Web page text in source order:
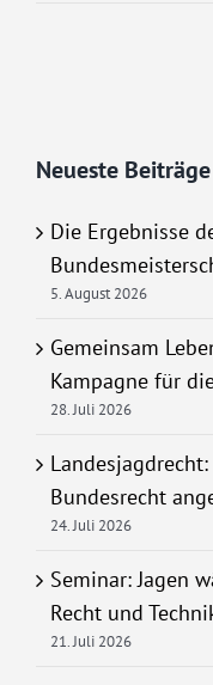
Neueste Beiträge
Die Ergebnisse
5. August 2026
Gemeinsam
Kampagne für
28. Juli 2026
Bundesrecht
24. Juli 2026
Seminar: Jagen
Recht und
21. Juli 2026